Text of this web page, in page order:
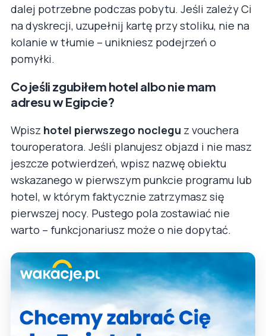
dalej potrzebne podczas pobytu. Jeśli zależy Ci
na dyskrecji, uzupełnij kartę przy stoliku, nie na
kolanie w tłumie – unikniesz podejrzeń o
pomyłki.
Co jeśli zgubiłem hotel albo nie mam
adresu w Egipcie?
Wpisz hotel pierwszego noclegu z vouchera
touroperatora. Jeśli planujesz objazd i nie masz
jeszcze potwierdzeń, wpisz nazwę obiektu
wskazanego w pierwszym punkcie programu lub
hotel, w którym faktycznie zatrzymasz się
pierwszej nocy. Pustego pola zostawiać nie
warto – funkcjonariusz może o nie dopytać.